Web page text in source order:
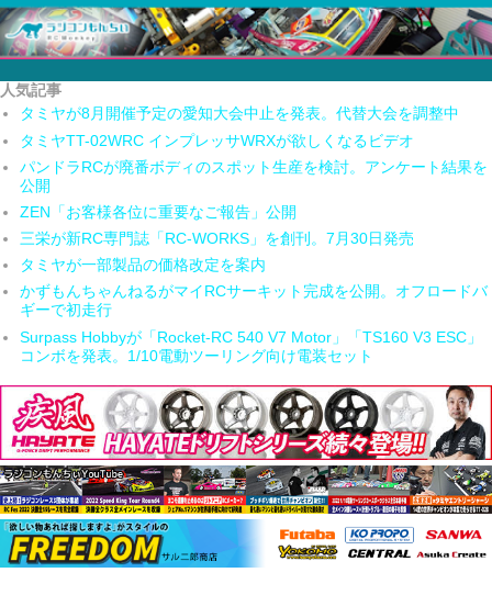
人気記事
タミヤが8月開催予定の愛知大会中止を発表。代替大会を調整中
タミヤTT-02WRC インプレッサWRXが欲しくなるビデオ
パンドラRCが廃番ボディのスポット生産を検討。アンケート結果を
公開
ZEN「お客様各位に重要なご報告」公開
三栄が新RC専門誌「RC-WORKS」を創刊。7月30日発売
タミヤが一部製品の価格改定を案内
かずもんちゃんねるがマイRCサーキット完成を公開。オフロードバ
ギーで初走行
Surpass Hobbyが「Rocket-RC 540 V7 Motor」「TS160 V3 ESC」
コンボを発表。1/10電動ツーリング向け電装セット